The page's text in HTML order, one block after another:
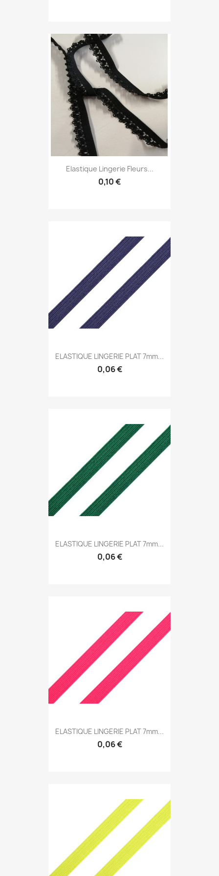
Elastique Lingerie Fleurs...
0,10 €
ELASTIQUE LINGERIE PLAT 7mm...
0,06 €
ELASTIQUE LINGERIE PLAT 7mm...
0,06 €
ELASTIQUE LINGERIE PLAT 7mm...
0,06 €